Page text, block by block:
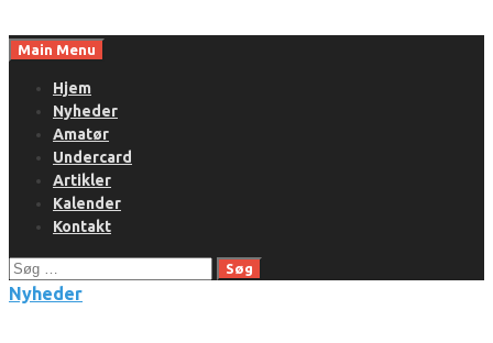
toMain Menu
Hjem
Nyheder
Amatør
Undercard
Artikler
Kalender
Kontakt
Søg
efter:
Nyheder